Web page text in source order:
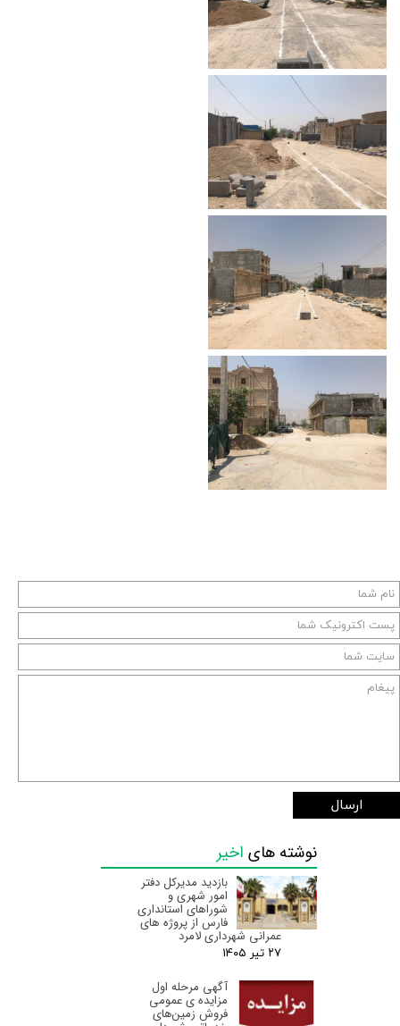
ارسال
نوشته های اخیر
بازدید مدیرکل دفتر
امور شهری و
شوراهای استانداری
فارس از پروژه های
عمرانی شهرداری لامرد
۲۷ تیر ۰۵
آگهی مرحله اول
مزایده ی عمومی
فروش زمین‌های